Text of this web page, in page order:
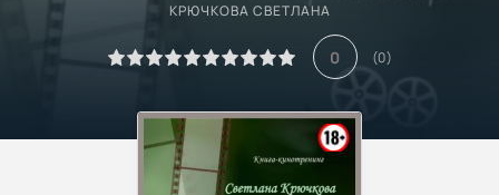
КРЮЧКОВА СВЕТЛАНА
0 (0)